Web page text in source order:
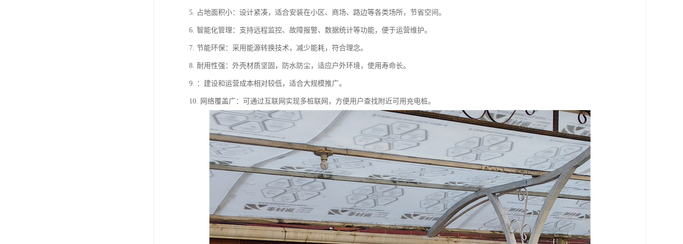
5. 占地面积小：设计紧凑，适合安装在小区、商场、路边等各类场所，节省空间。
6. 智能化管理：支持远程监控、故障报警、数据统计等功能，便于运营维护。
7. 节能环保：采用能源转换技术，减少能耗，符合理念。
8. 耐用性强：外壳材质坚固，防水防尘，适应户外环境，使用寿命长。
9. ：建设和运营成本相对较低，适合大规模推广。
10. 网络覆盖广：可通过互联网实现多桩联网，方便用户查找附近可用充电桩。